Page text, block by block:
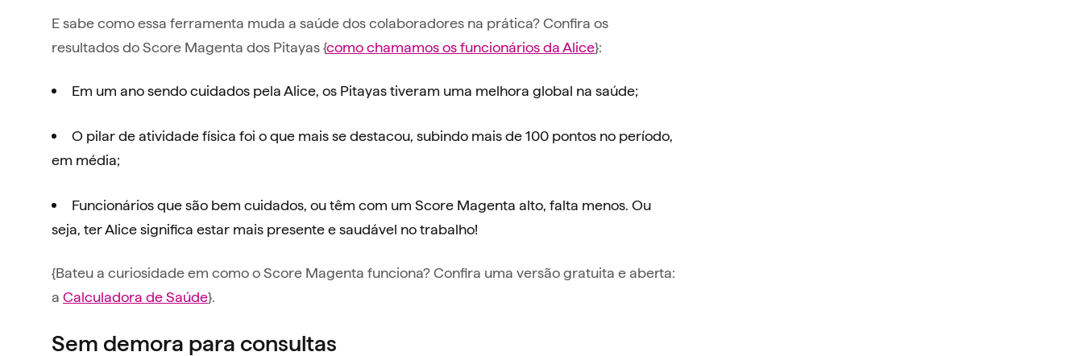
E sabe como essa ferramenta muda a saúde dos colaboradores na prática? Confira os
resultados do Score Magenta dos Pitayas {como chamamos os funcionários da Alice}:
Em um ano sendo cuidados pela Alice, os Pitayas tiveram uma melhora global na saúde;
O pilar de atividade física foi o que mais se destacou, subindo mais de 100 pontos no período,
em média;
Funcionários que são bem cuidados, ou têm com um Score Magenta alto, falta menos. Ou
seja, ter Alice significa estar mais presente e saudável no trabalho!
{Bateu a curiosidade em como o Score Magenta funciona? Confira uma versão gratuita e aberta:
a Calculadora de Saúde}.
Sem demora para consultas